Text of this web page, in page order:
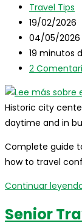
de
la
entrada:
Categoría
de
la
entrada:
Travel Tips
Publicación
de
la
entrada:
19/02/2026
Última
de
entrada:
04/05/2026
Tiempo
de
19 minutos
la
entrada:
2
Historic city
daytime and in
Complete guide
how to travel
Continuar
Senior